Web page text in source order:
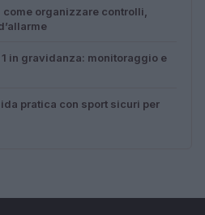
organizzare controlli,
in gravidanza: monitoraggio e
pratica con sport sicuri per